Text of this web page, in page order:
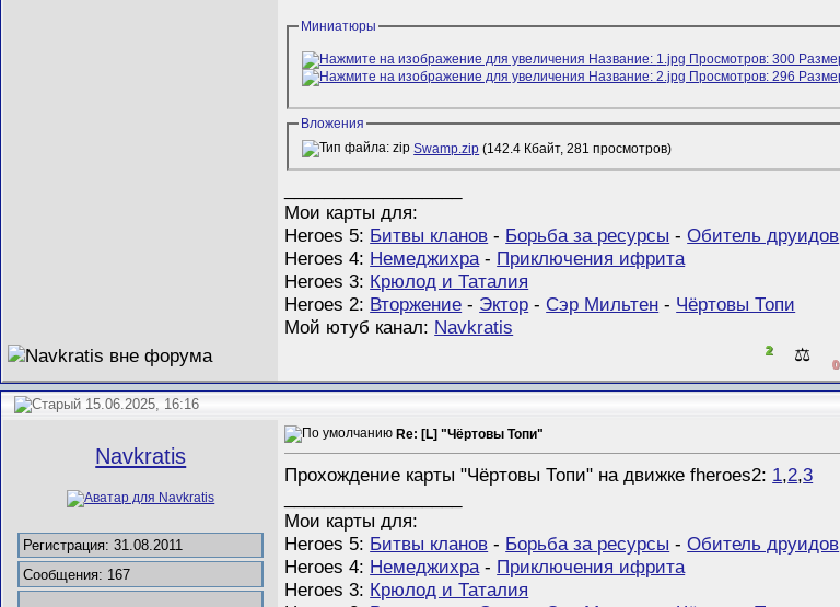
Миниатюры
Вложения
Swamp.zip (142.4 Кбайт, 281 просмотров)
Мои карты для:
Heroes 5: Битвы кланов - Борьба за ресурсы -Обитель друидов
Heroes 4: Немеджихра - Приключения ифрита
Heroes 3: Крюлод и Таталия
Heroes 2: Вторжение - Эктор - Сэр Мильтен - Чёртовы Топи
Мой ютуб канал: Navkratis
2 ⚖️ 0
15.06.2025, 16:16
Navkratis
Регистрация: 31.08.2011
Сообщения: 167
Re: [L] "Чёртовы Топи"
Прохождение карты "Чёртовы Топи" на движке fheroes2: 1,2,3
Мои карты для:
Heroes 5: Битвы кланов - Борьба за ресурсы -Обитель друидов
Heroes 4: Немеджихра - Приключения ифрита
Heroes 3: Крюлод и Таталия